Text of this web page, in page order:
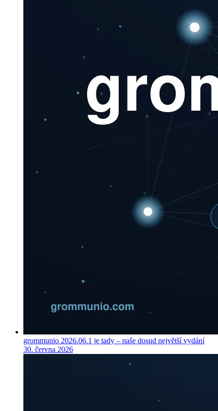
grommunio 2026.06.1 je tady – naše dosud největší vydání
30. června 2026